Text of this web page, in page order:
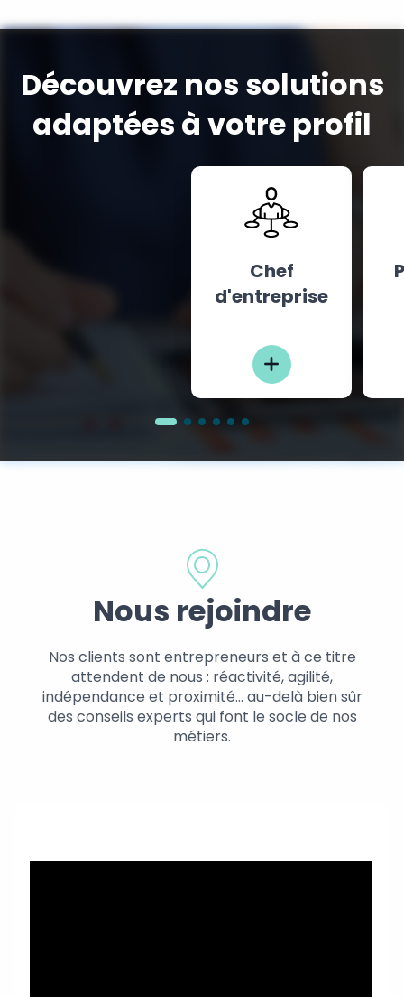
Découvrez nos solutions
adaptées à votre profil
Chef
d'entreprise
Nous rejoindre
Nos clients sont entrepreneurs et à ce titre
attendent de nous : réactivité, agilité,
indépendance et proximité… au-delà bien sûr
des conseils experts qui font le socle de nos
métiers.